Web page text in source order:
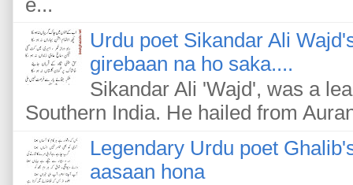
Urdu poet Sikandar Ali
girebaan na ho saka....
Sikandar Ali 'Wajd', was a
Southern India. He hailed from
Legendary Urdu poet
aasaan hona